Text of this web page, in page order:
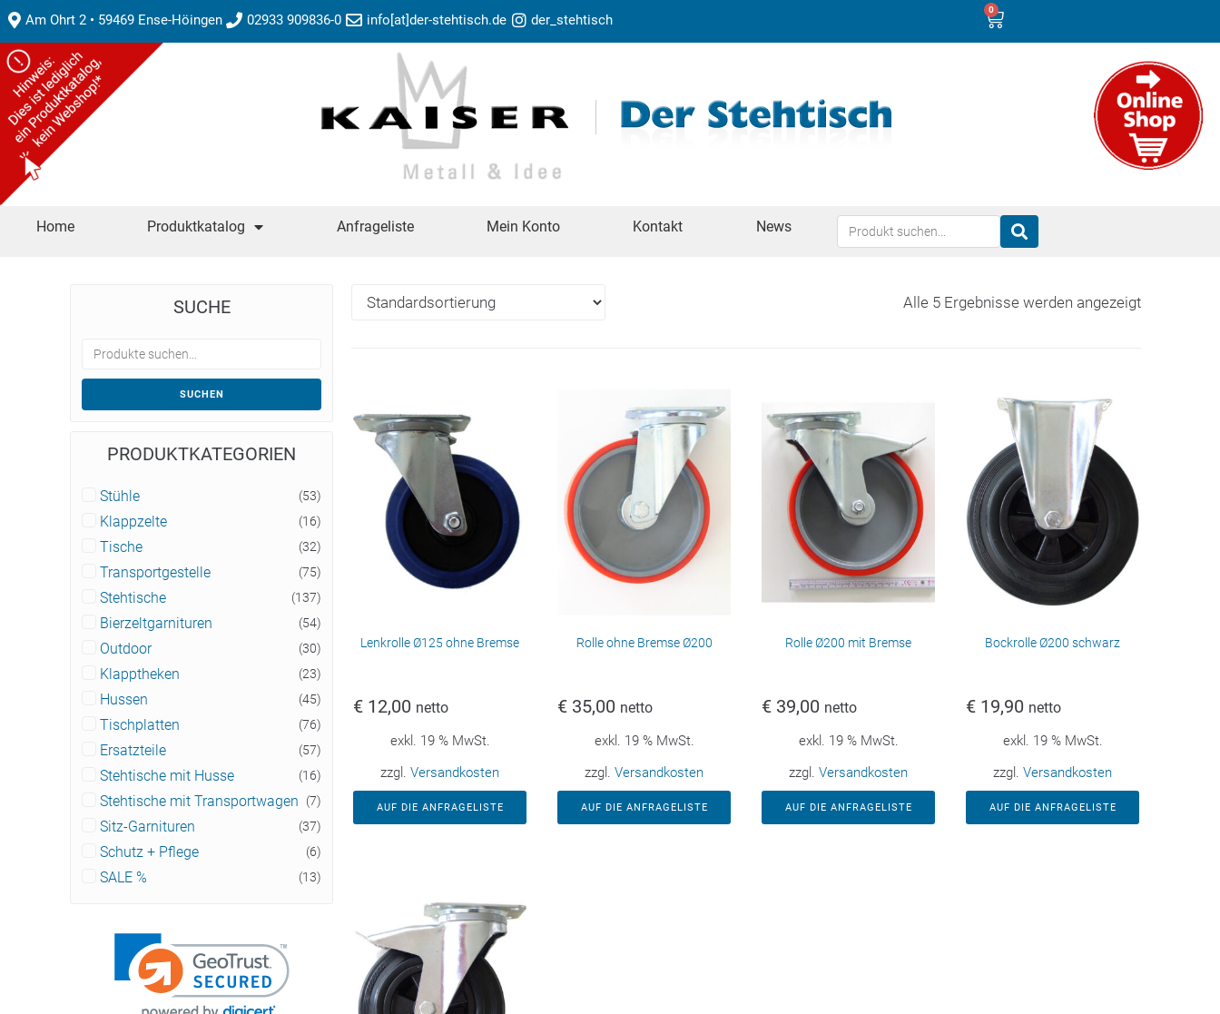
Am Ohrt 2 • 59469 Ense-Höingen 02933 909836-0 info[at]der-stehtisch.de der_stehtisch
0
Home Produktkatalog Anfrageliste Mein Konto Kontakt News
Alle 5 Ergebnisse werden angezeigt
Lenkrolle Ø125 ohne Bremse
€ 12,00 netto
exkl. 19 % MwSt.
zzgl. Versandkosten
AUF DIE ANFRAGELISTE
Rolle ohne Bremse Ø200
€ 35,00 netto
exkl. 19 % MwSt.
zzgl. Versandkosten
AUF DIE ANFRAGELISTE
Rolle Ø200 mit Bremse
€ 39,00 netto
exkl. 19 % MwSt.
zzgl. Versandkosten
AUF DIE ANFRAGELISTE
Bockrolle Ø200 schwarz
€ 19,90 netto
exkl. 19 % MwSt.
zzgl. Versandkosten
AUF DIE ANFRAGELISTE
SUCHE
SUCHEN
PRODUKTKATEGORIEN
Stühle (53)
Klappzelte (16)
Tische (32)
Transportgestelle (75)
Stehtische (137)
Bierzeltgarnituren (54)
Outdoor (30)
Klapptheken (23)
Hussen (45)
Tischplatten (76)
Ersatzteile (57)
Stehtische mit Husse (16)
Stehtische mit Transportwagen (7)
Sitz-Garnituren (37)
Schutz + Pflege (6)
SALE % (13)